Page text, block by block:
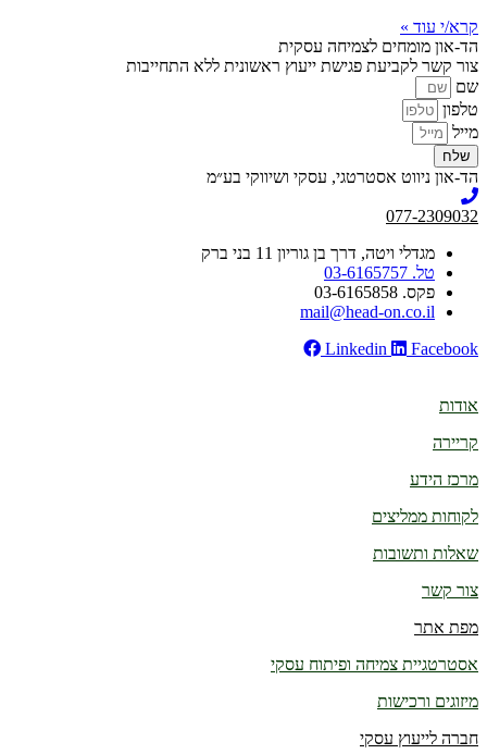
קרא/י עוד »
הד-און מומחים לצמיחה עסקית
צור קשר לקביעת פגישת ייעוץ ראשונית ללא התחייבות
שם
טלפון
מייל
שלח
הד-און ניווט אסטרטגי, עסקי ושיווקי בע״מ
077-2309032
מגדלי ויטה, דרך בן גוריון 11 בני ברק
טל. 03-6165757
פקס. 03-6165858
mail@head-on.co.il
Linkedin
Facebook
אודות
קריירה
מרכז הידע
לקוחות ממליצים
שאלות ותשובות
צור קשר
מפת אתר
אסטרטגיית צמיחה ופיתוח עסקי
מיזוגים ורכישות
חברה לייעוץ עסקי